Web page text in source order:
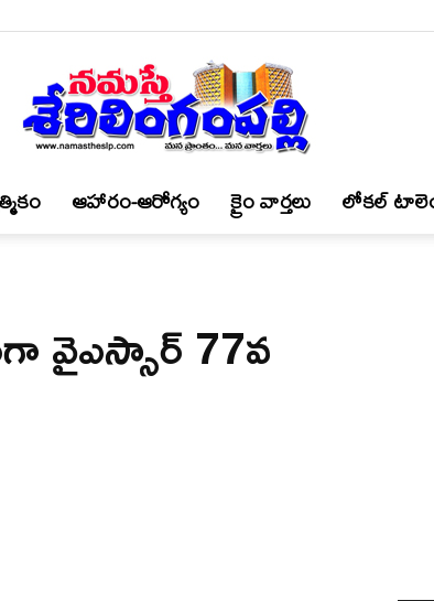
శేరిలింగంపల్లి
ఆహారం-ఆరోగ్యం క్రైం వార్త‌లు లోకల్
వైఎస్సార్ 77వ